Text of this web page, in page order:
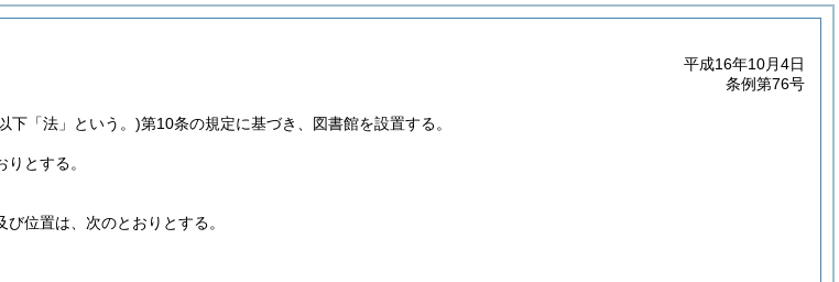
平成16年10月4日
条例第76号
下「法」という。)第10条の規定に基づき、図書館を設置する。
とする。
位置は、次のとおりとする。